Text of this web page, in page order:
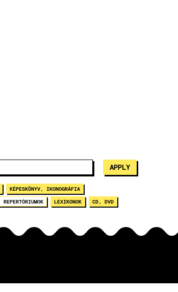
KÉPESKÖNYV, IKONOGRÁFIA
LEXIKONOK CD, DVD